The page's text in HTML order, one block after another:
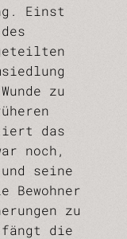
Einst
zu
das
noch,
seine
zu
fängt die